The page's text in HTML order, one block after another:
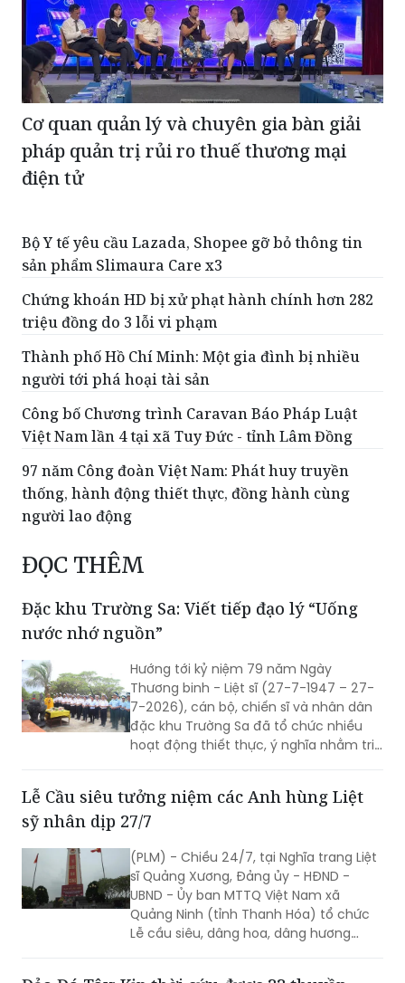
Cơ quan quản lý và chuyên gia bàn giải
pháp quản trị rủi ro thuế thương mại
điện tử
Chứng khoán HD bị xử phạt hành chính hơn 282
triệu đồng do 3 lỗi vi phạm
Thành phố Hồ Chí Minh: Một gia đình bị nhiều
người tới phá hoại tài sản
Công bố Chương trình Caravan Báo Pháp Luật
Việt Nam lần 4 tại xã Tuy Đức - tỉnh Lâm Đồng
​97 năm Công đoàn Việt Nam: Phát huy truyền
thống, hành động thiết thực, đồng hành cùng
người lao động
ĐỌC THÊM
Đặc khu Trường Sa: Viết tiếp đạo lý “Uống
Hướng tới kỷ niệm 79 năm Ngày
Thương binh - Liệt sĩ (27-7-1947 – 27-
7-2026), cán bộ, chiến sĩ và nhân dân
đặc khu Trường Sa đã tổ chức nhiều
hoạt động thiết thực, ý nghĩa nhằm tri
ân các anh hùng liệt sĩ, thương binh,
bệnh binh, gia đình chính sách và
những người có công với cách mạng.
Lễ Cầu siêu tưởng niệm các Anh hùng Liệt
(PLM) - Chiều 24/7, tại Nghĩa trang Liệt
sĩ Quảng Xương, Đảng ủy - HĐND -
UBND - Ủy ban MTTQ Việt Nam xã
Quảng Ninh (tỉnh Thanh Hóa) tổ chức
Lễ cầu siêu, dâng hoa, dâng hương
tưởng niệm các Anh hùng liệt sĩ nhân kỷ
niệm 79 năm Ngày Thương binh - Liệt sĩ
(27/7/1947 - 27/7/2026). Hoạt động
Đảo Đá Tây: Kịp thời cứu được 33 thuyền